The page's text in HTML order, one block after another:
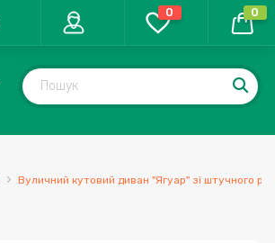
0 0
Вуличний кутовий диван "Ягуар" зі штучного